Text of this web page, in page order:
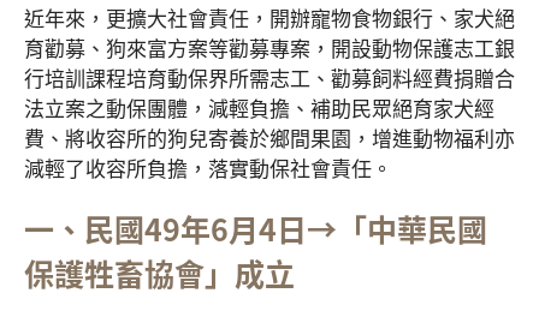
近年來，更擴大社會責任，開辦寵物食物銀行、家犬絕
育勸募、狗來富方案等勸募專案，開設動物保護志工銀
行培訓課程培育動保界所需志工、勸募飼料經費捐贈合
法立案之動保團體，減輕負擔、補助民眾絕育家犬經
費、將收容所的狗兒寄養於鄉間果園，增進動物福利亦
減輕了收容所負擔，落實動保社會責任。
一、民國49年6月4日→「中華民國
保護牲畜協會」成立